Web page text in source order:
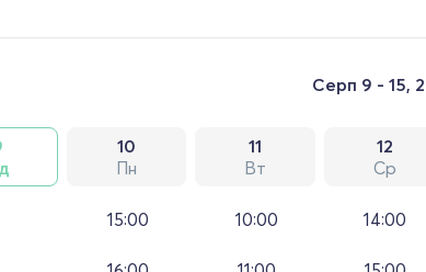
Серп 9 - 15,
10
Пн
11
Вт
12
Ср
15:00 10:00 14:00